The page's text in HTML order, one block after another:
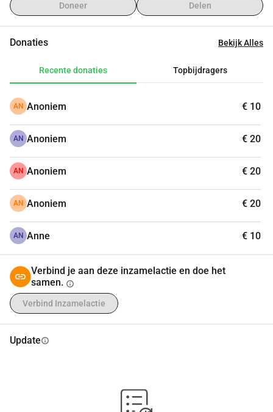
Doneer Delen
Donaties Bekijk Alles
Recente donaties Topbijdragers
AN Anoniem € 10
AN Anoniem € 20
AN Anoniem € 20
AN Anoniem € 20
AN Anne € 10
Verbind je aan deze inzamelactie en doe het
samen. info
Verbind Inzamelactie
Updateinfo